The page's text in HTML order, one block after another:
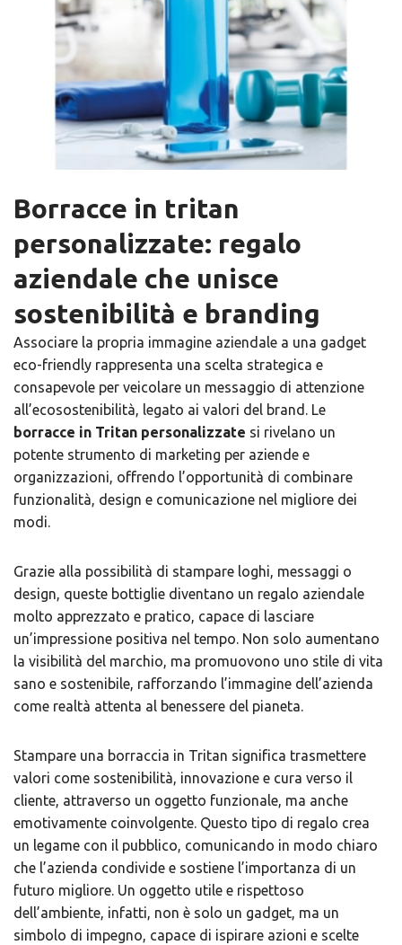
Borracce in tritan
personalizzate: regalo
aziendale che unisce
sostenibilità e branding
Associare la propria immagine aziendale a una gadget
eco-friendly rappresenta una scelta strategica e
consapevole per veicolare un messaggio di attenzione
all’ecosostenibilità, legato ai valori del brand. Le
borracce in Tritan personalizzate si rivelano un
potente strumento di marketing per aziende e
organizzazioni, offrendo l’opportunità di combinare
funzionalità, design e comunicazione nel migliore dei
modi.
Grazie alla possibilità di stampare loghi, messaggi o
design, queste bottiglie diventano un regalo aziendale
molto apprezzato e pratico, capace di lasciare
un’impressione positiva nel tempo. Non solo aumentano
la visibilità del marchio, ma promuovono uno stile di vita
sano e sostenibile, rafforzando l’immagine dell’azienda
come realtà attenta al benessere del pianeta.
Stampare una borraccia in Tritan significa trasmettere
valori come sostenibilità, innovazione e cura verso il
cliente, attraverso un oggetto funzionale, ma anche
emotivamente coinvolgente. Questo tipo di regalo crea
un legame con il pubblico, comunicando in modo chiaro
che l’azienda condivide e sostiene l’importanza di un
futuro migliore. Un oggetto utile e rispettoso
dell’ambiente, infatti, non è solo un gadget, ma un
simbolo di impegno, capace di ispirare azioni e scelte